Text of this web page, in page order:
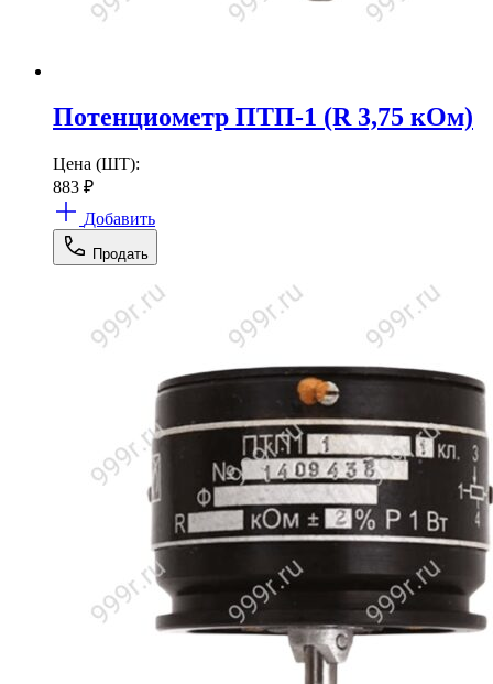
Потенциометр ПТП-1 (R 3,75 кОм)
Цена (ШТ):
883 ₽
Добавить
Продать